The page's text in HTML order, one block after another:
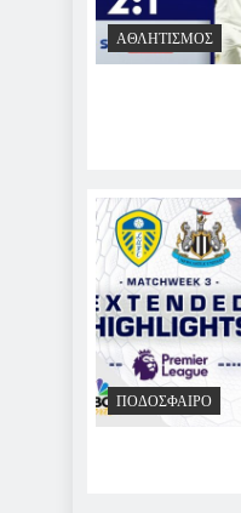
ΑΘΛΗΤΙΣΜΌΣ
ΠΟΔΌΣΦΑΙΡΟ